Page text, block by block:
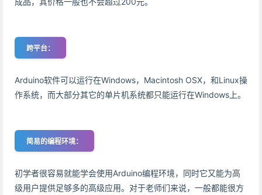
跨平台：
Arduino软件可以运行在Windows，Macintosh OSX，和Linux操
作系统，而大部分其它的单片机系统都只能运行在Windows上。
简易的编程环境：
初学者很容易就能学会使用Arduino编程环境，同时它又能为高
级用户提供足够多的高级应用。对于老师们来说，一般都能很方